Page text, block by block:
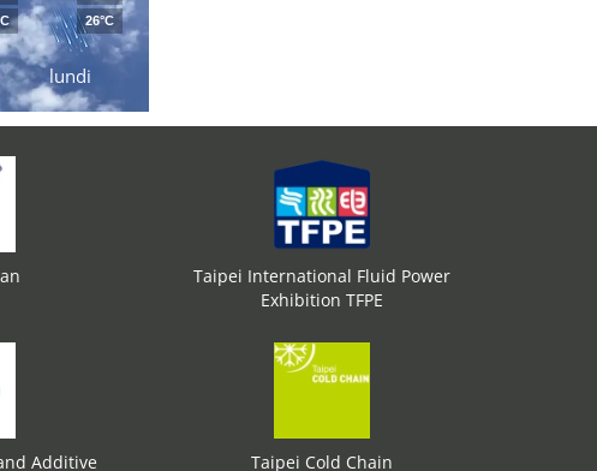
lundi
26°C
Taipei International Fluid Power
Exhibition TFPE
Additive
Taipei Cold Chain